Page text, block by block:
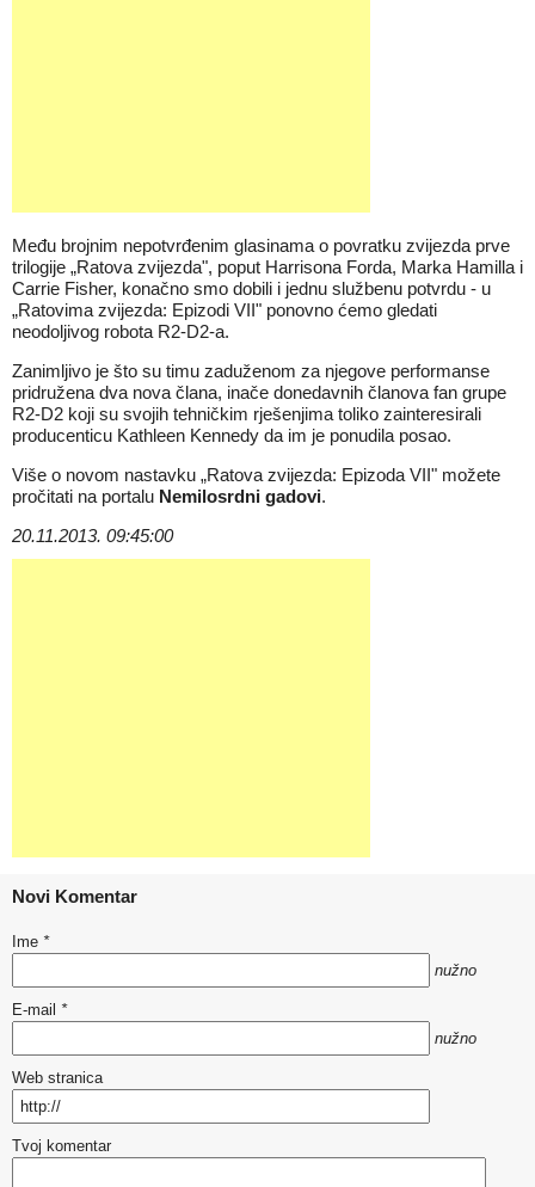
Među brojnim nepotvrđenim glasinama o povratku zvijezda prve
trilogije „Ratova zvijezda", poput Harrisona Forda, Marka Hamilla i
Carrie Fisher, konačno smo dobili i jednu službenu potvrdu - u
„Ratovima zvijezda: Epizodi VII" ponovno ćemo gledati
neodoljivog robota R2-D2-a.
Zanimljivo je što su timu zaduženom za njegove performanse
pridružena dva nova člana, inače donedavnih članova fan grupe
R2-D2 koji su svojih tehničkim rješenjima toliko zainteresirali
producenticu Kathleen Kennedy da im je ponudila posao.
Više o novom nastavku „Ratova zvijezda: Epizoda VII" možete
pročitati na portalu Nemilosrdni gadovi.
20.11.2013. 09:45:00
Novi Komentar
Ime *
nužno
E-mail *
nužno
Web stranica
Tvoj komentar